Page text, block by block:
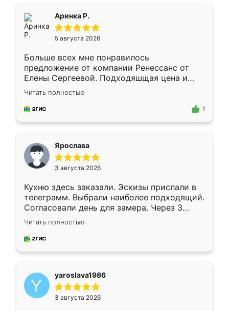
Аринка Р.
5 августа 2026
Больше всех мне понравилось
предложение от компании Ренессанс от
Елены Сергеевой. Подходяшщая цена и
короткие сроки изготовления. Приехавший
для замера сотрудник Владислав
предложил по моему эскизу самый
Читать полностью
1
Ярослава
3 августа 2026
Кухню здесь заказали. Эскизы прислали в
телеграмм. Выбрали наиболее подходящий.
Согласовали день для замера. Через 3
недели кухня была уже готова. Остались
довольны работой. Спасибо Ренессанс
мебель за качественную работу!
Читать полностью
yaroslava1986
3 августа 2026